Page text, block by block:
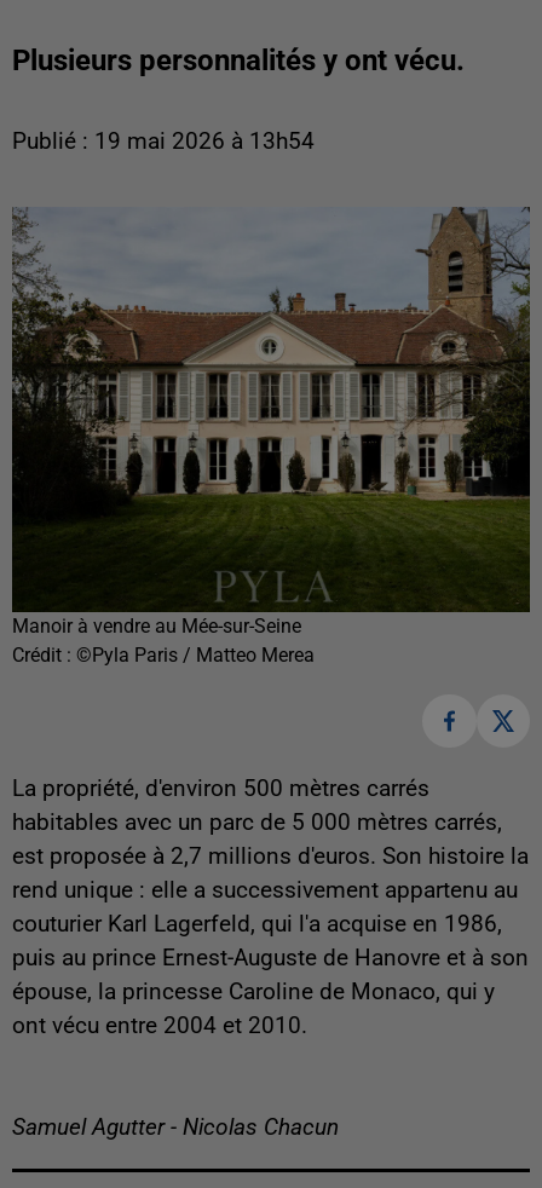
Plusieurs personnalités y ont vécu.
Publié : 19 mai 2026 à 13h54
Manoir à vendre au Mée-sur-Seine
Crédit : ©Pyla Paris / Matteo Merea
La propriété, d'environ 500 mètres carrés
habitables avec un parc de 5 000 mètres carrés,
est proposée à 2,7 millions d'euros. Son histoire la
rend unique : elle a successivement appartenu au
couturier Karl Lagerfeld, qui l'a acquise en 1986,
puis au prince Ernest-Auguste de Hanovre et à son
épouse, la princesse Caroline de Monaco, qui y
ont vécu entre 2004 et 2010.
Samuel Agutter - Nicolas Chacun